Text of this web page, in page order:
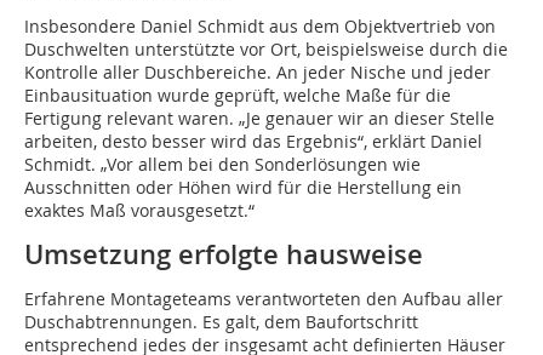
Insbesondere Daniel Schmidt aus dem Objektvertrieb von
Duschwelten unterstützte vor Ort, beispielsweise durch die
Kontrolle aller Duschbereiche. An jeder Nische und jeder
Einbausituation wurde geprüft, welche Maße für die
Fertigung relevant waren. „Je genauer wir an dieser Stelle
arbeiten, desto besser wird das Ergebnis“, erklärt Daniel
Schmidt. „Vor allem bei den Sonderlösungen wie
Ausschnitten oder Höhen wird für die Herstellung ein
exaktes Maß vorausgesetzt.“
Umsetzung erfolgte hausweise
Erfahrene Montageteams verantworteten den Aufbau aller
Duschabtrennungen. Es galt, dem Baufortschritt
entsprechend jedes der insgesamt acht definierten Häuser